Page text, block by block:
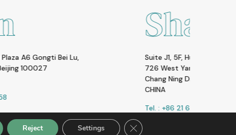
Shanghai
Suite J1, 5F, Huamin Empire Plaza
Chang Ning District Shanghai, 200050
Reject Settings Close GDPR Cookie Banner